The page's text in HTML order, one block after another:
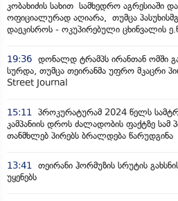
კობახიძის სახით სამხედრო აგრესიაში
ოფიციალურად აღიარა, თუმცა
დაეკისროს - ოკუპირებული ცხინვალის
19:36 დონალდ ტრამპს ირანთან ომში
სურდა, თუმცა თეირანმა უფრო მკაცრი
Street Journal
15:11 პროკურატურამ 2024 წელს
კამპანიის დროს ძალადობის ფაქტზე სამ
თანმხლებ პირებს ბრალდება წარუდგინა
13:41 თეირანი ჰორმუზის სრუტის
უყენებს